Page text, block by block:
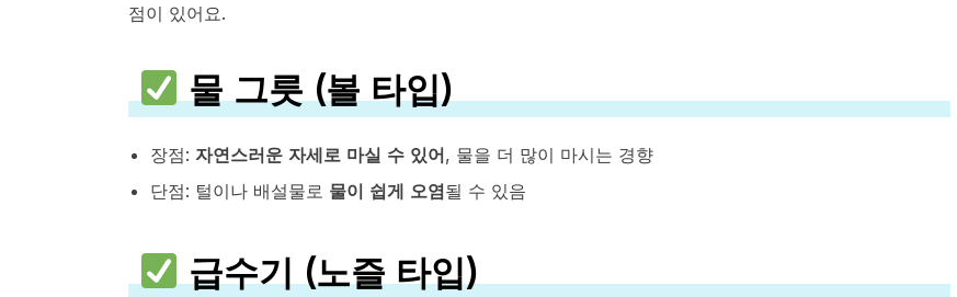
점이 있어요.
물 그릇 (볼 타입)
장점: 자연스러운 자세로 마실 수 있어, 물을 더 많이 마시는 경향
단점: 털이나 배설물로 물이 쉽게 오염될 수 있음
급수기 (노즐 타입)